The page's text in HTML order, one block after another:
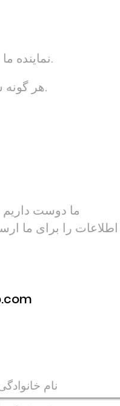
نماینده ما شوید و کمیسیون بگیرید.
هر گونه سوال، با ما تماس بگیرید.
ما دوست داریم
نام